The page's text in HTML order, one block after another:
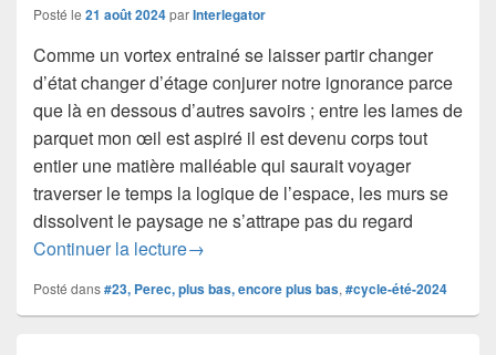
Posté le 21 août 2024parInterlegator
Comme un vortex entrainé se laisser partir changer
d’état changer d’étage conjurer notre ignorance parce
que là en dessous d’autres savoirs ; entre les lames de
parquet mon œil est aspiré il est devenu corps tout
entier une matière malléable qui saurait voyager
traverser le temps la logique de l’espace, les murs se
dissolvent le paysage ne s’attrape pas du regard
Continuer la lecture#anthologie #23 | Perec | sans
→
Posté dans#23, Perec, plus bas, encore plus bas,#cycle-été-2024